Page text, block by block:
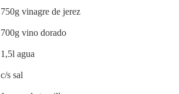
750g vinagre de jerez
700g vino dorado
1,5l agua
c/s sal